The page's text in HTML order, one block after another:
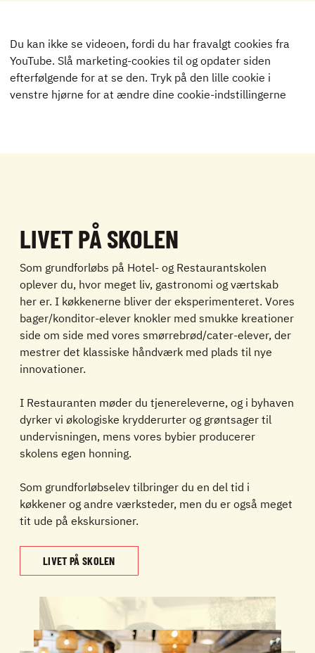
Du kan ikke se videoen, fordi du har fravalgt cookies fra
YouTube. Slå marketing-cookies til og opdater siden
efterfølgende for at se den. Tryk på den lille cookie i
venstre hjørne for at ændre dine cookie-indstillingerne
LIVET PÅ SKOLEN
Som grundforløbs på Hotel- og Restaurantskolen
oplever du, hvor meget liv, gastronomi og værtskab
her er. I køkkenerne bliver der eksperimenteret. Vores
bager/konditor-elever knokler med smukke kreationer
side om side med vores smørrebrød/cater-elever, der
mestrer det klassiske håndværk med plads til nye
innovationer.
I Restauranten møder du tjenereleverne, og i byhaven
dyrker vi økologiske krydderurter og grøntsager til
undervisningen, mens vores bybier producerer
skolens egen honning.
Som grundforløbselev tilbringer du en del tid i
køkkener og andre værksteder, men du er også meget
tit ude på ekskursioner.
LIVET PÅ SKOLEN